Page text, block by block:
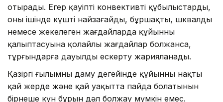
отырады. Егер қауіпті конвективті құбылыстардың,
оның ішінде күшті найзағайдың, бұршақтың, шквалдың
немесе жекелеген жағдайларда құйынның
қалыптасуына қолайлы жағдайлар болжанса,
тұрғындарға дауылды ескерту жарияланады.
Қазіргі ғылымның даму деңгейінде құйынның нақты
қай жерде және қай уақытта пайда болатынын
бірнеше күн бұрын дәл болжау мүмкін емес.